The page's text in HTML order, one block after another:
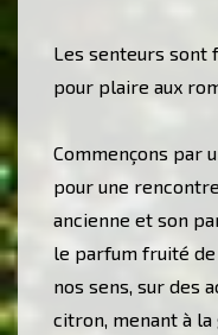
Les senteurs sont
pour plaire aux
Commençons par
pour une
ancienne et son
le parfum fruité
nos sens, sur des
citron, menant à